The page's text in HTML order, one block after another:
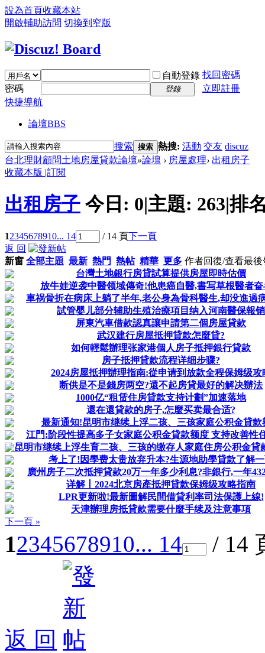
設為首頁收藏本站
開啟輔助訪問 切換到窄版
自動登錄 找回密碼
密碼
登錄
立即註冊
快捷導航
論壇BBS
搜索 搜索 熱搜: 活動 交友 discuz
台北理財顧問土地房屋貸款論壇»論壇 › 房屋處理› 出租房子
收藏本版 |訂閱
出租房子 今日: 0|主題: 263|排
12345678910... 14 / 14 頁下一頁
返 回
新窗 全部主題 最新 熱門 熱帖 精華 更多 作者回復/查看最後
台灣土地銀行房貸試算提供房屋即時估價
放牛娃逆袭中醫领域傳奇!他患癌自醫,書写草根醫者奋
車祸骨折在病床上躺了半年,老公身為骨科醫生,却没進過
試管婴儿部分辅助生殖治療項目纳入河南醫保報销
屏東汽車借款認真讓申請第二個房屋貸款
武汉建行房屋抵押貸款怎麼貸?
如何輕鬆辦理张家港個人房子抵押銀行貸款
房子抵押貸款流程详细步骤?
2024房屋抵押辦理指南:從申请到放款全程保姆级攻
断供是不是錢房两空?還不起房貸最好的解决辦法
1000亿“租赁住房貸款支持计劃”加速落地
還在還貸款的房子,怎麼买卖最合适?
最新通知!昆明市继续上浮二孩、三孩家庭公积金貸款
江門:阶段性提高多子女家庭公积金貸款额度 支持改善性
昆明市继续上浮生育二孩、三孩的缴存人家庭住房公积金貸
考上了!因學费太贵放弃升本?生源地助學貸款了解
廣州房子二次抵押貸款20万一年多少利息?非銀行,一年
详解丨2024北京房產抵押貸款保姆级攻略指南
LPR更新啦!最新圖解民間借貸利率司法保護上線!
天津辦理房抵貸款需要什麼手续及注意事項
下一頁 »
12345678910... 14 / 14
返 回